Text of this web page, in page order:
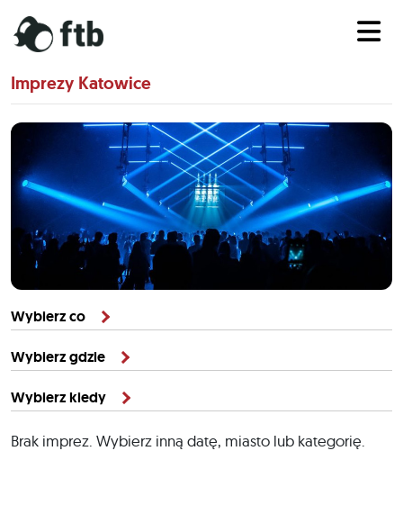
Imprezy Katowice
Wybierz co
Wybierz gdzie
Wybierz kiedy
Brak imprez. Wybierz inną datę, miasto lub kategorię.